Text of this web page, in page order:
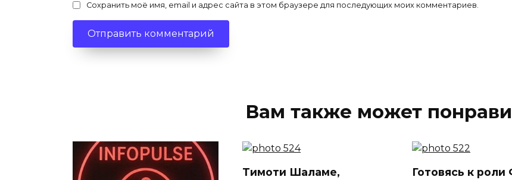
Сохранить моё имя, email и адрес сайта в этом браузере для последующих моих комментариев.
Вам также может
Тимоти Шаламе,
Готовясь к